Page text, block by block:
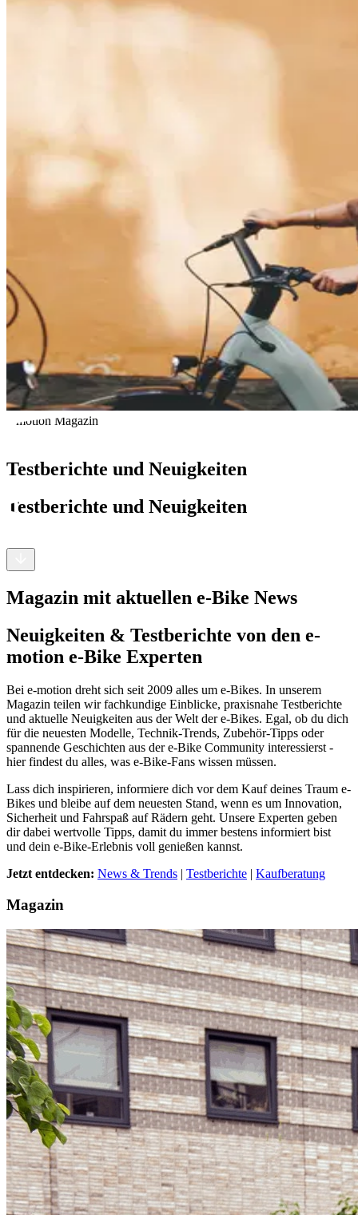
e-motion Magazin
Testberichte und Neuigkeiten
Testberichte und Neuigkeiten
Magazin mit aktuellen e-Bike News
Neuigkeiten & Testberichte von den e-
motion e-Bike Experten
Bei e-motion dreht sich seit 2009 alles um e-Bikes. In unserem
Magazin teilen wir fachkundige Einblicke, praxisnahe Testberichte
und aktuelle Neuigkeiten aus der Welt der e-Bikes. Egal, ob du dich
für die neuesten Modelle, Technik-Trends, Zubehör-Tipps oder
spannende Geschichten aus der e-Bike Community interessierst -
hier findest du alles, was e-Bike-Fans wissen müssen.
Lass dich inspirieren, informiere dich vor dem Kauf deines Traum e-
Bikes und bleibe auf dem neuesten Stand, wenn es um Innovation,
Sicherheit und Fahrspaß auf Rädern geht. Unsere Experten geben
dir dabei wertvolle Tipps, damit du immer bestens informiert bist
und dein e-Bike-Erlebnis voll genießen kannst.
Jetzt entdecken: News & Trends | Testberichte | Kaufberatung
Magazin